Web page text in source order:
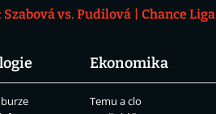
Szabová vs. Pudilová
Chance Liga
Ekonomika
Temu a clo